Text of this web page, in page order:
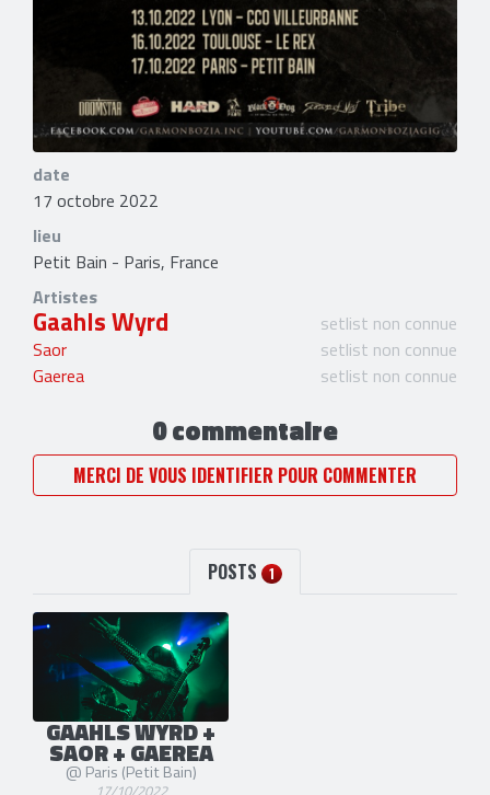
date
17 octobre 2022
lieu
Petit Bain - Paris, France
Artistes
Gaahls Wyrd
setlist non connue
Saor
setlist non connue
Gaerea
setlist non connue
0 commentaire
MERCI DE VOUS IDENTIFIER POUR COMMENTER
POSTS 1
GAAHLS WYRD +
SAOR + GAEREA
@ Paris (Petit Bain)